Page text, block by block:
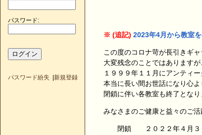
パスワード:
パスワード紛失 新規登録
※ (追記) 2023年4月から教室
この度のコロナ苛が長引きギ
大変残念のことではあります
１９９９年１１月にアンティ
本当に長い間お世話になり心
閉鎖に伴い各教室も終了となり
みなさまのご健康と益々のご活
閉鎖 ２０２２年４月３